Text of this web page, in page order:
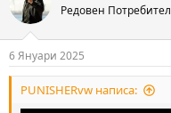
i
s
:
Редовен Потребител
6 Януари 2025
PUNISHERvw написа: